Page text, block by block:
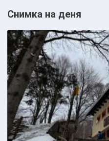
Снимка на деня